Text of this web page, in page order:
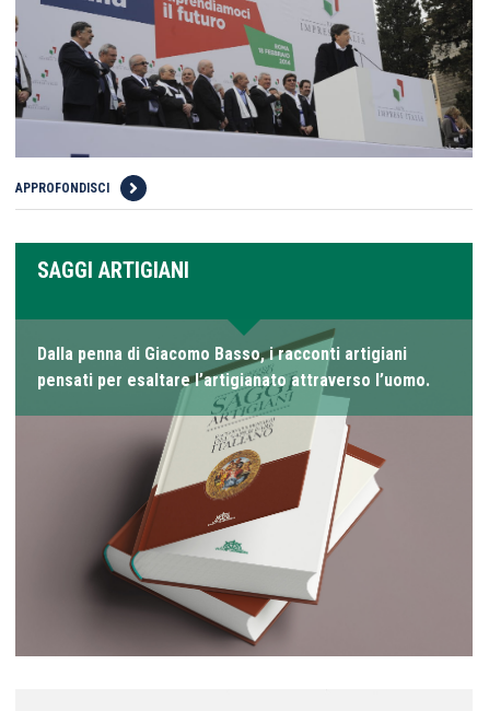
APPROFONDISCI
SAGGI ARTIGIANI
Dalla penna di Giacomo Basso, i racconti artigiani
pensati per esaltare l’artigianato attraverso l’uomo.